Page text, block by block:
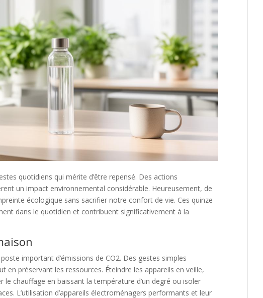
quotidiens qui mérite d’être repensé. Des actions
un impact environnemental considérable. Heureusement, de
écologique sans sacrifier notre confort de vie. Ces quinze
dans le quotidien et contribuent significativement à la
important d’émissions de CO2. Des gestes simples
préservant les ressources. Éteindre les appareils en veille,
chauffage en baissant la température d’un degré ou isoler
L’utilisation d’appareils électroménagers performants et leur